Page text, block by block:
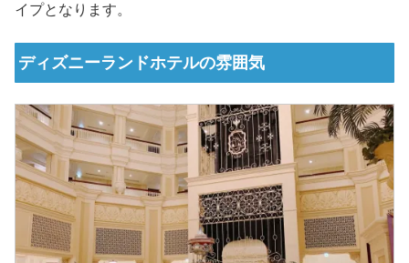
イプとなります。
ディズニーランドホテルの雰囲気